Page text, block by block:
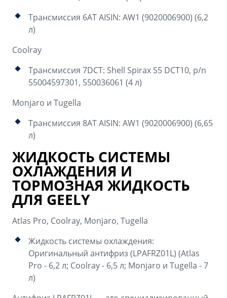
Трансмиссия 6AT AISIN: AW1 (9020006900) (6,2
л)
Coolray
Трансмиссия 7DCT: Shell Spirax S5 DCT10, p/n
55004597301, 550036061 (4 л)
Monjaro и Tugella
Трансмиссия 8AT AISIN: AW1 (9020006900) (6,65
л)
ЖИДКОСТЬ СИСТЕМЫ
ОХЛАЖДЕНИЯ И
ТОРМОЗНАЯ ЖИДКОСТЬ
ДЛЯ GEELY
Atlas Pro, Coolray, Monjaro, Tugella
Жидкость системы охлаждения:
Оригинальный антифриз (LPAFRZ01L) (Atlas
Pro - 6,2 л; Coolray - 6,5 л; Monjaro и Tugella - 7
л)